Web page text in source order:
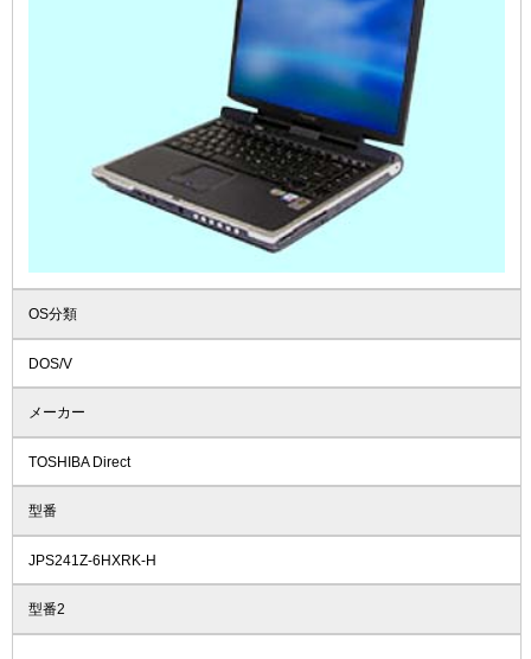
OS分類
DOS/V
メーカー
TOSHIBA Direct
型番
JPS241Z-6HXRK-H
型番2